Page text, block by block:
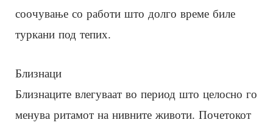
соочување со работи што долго време биле
туркани под тепих.
Близнаци
Близнаците влегуваат во период што целосно го
менува ритамот на нивните животи. Почетокот